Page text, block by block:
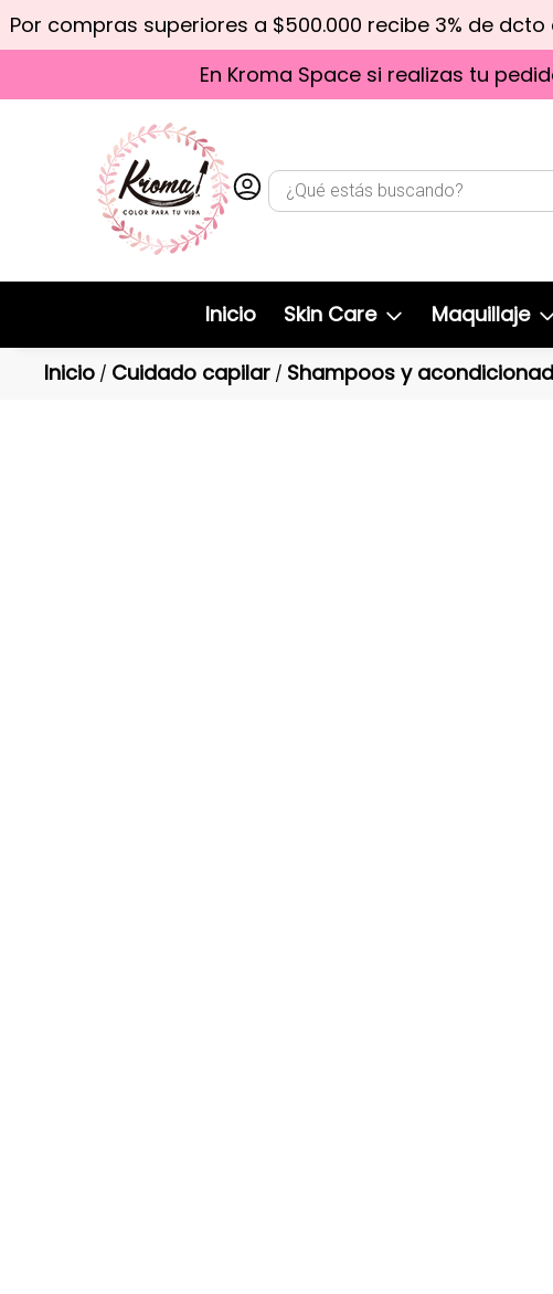
Por compras superiores a $500.000 recibe 3% de
En Kroma Space si realizas tu
Inicio Skin Care Maquillaje
Inicio / Cuidado capilar / Shampoos y